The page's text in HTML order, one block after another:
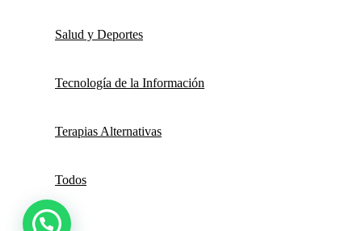
Salud y Deportes
Tecnología de la Información
Terapias Alternativas
Todos